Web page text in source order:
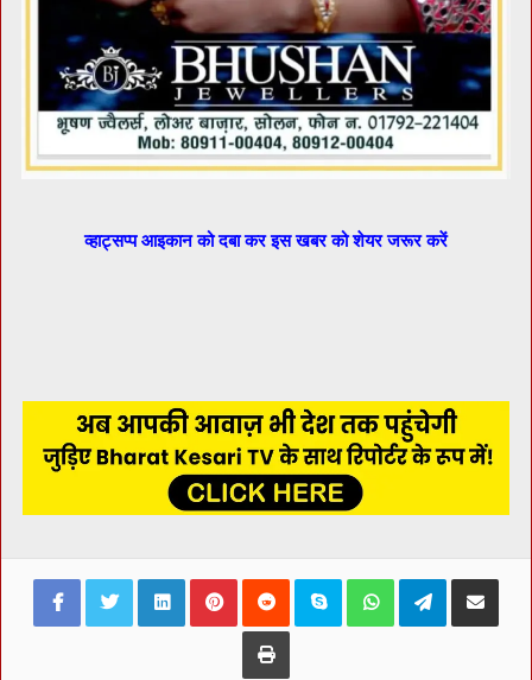
व्हाट्सप्प आइकान को दबा कर इस खबर को शेयर जरूर करें
FacebookTwitterLinkedInPinterestReddit Skype WhatsAppTelegramShare via
Print